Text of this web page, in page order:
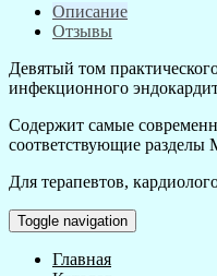
Описание
Отзывы
Девятый том
инфекционного
Содержит самые
соответствующие разделы
Для терапевтов,
Toggle navigation
Главная